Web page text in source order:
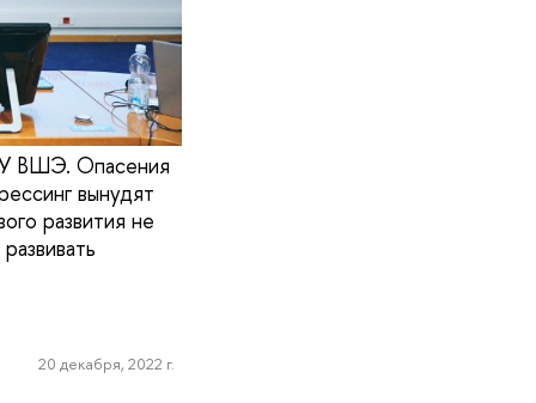
ВШЭ. Опасения
вынудят
развития не
20 декабря, 2022 г.